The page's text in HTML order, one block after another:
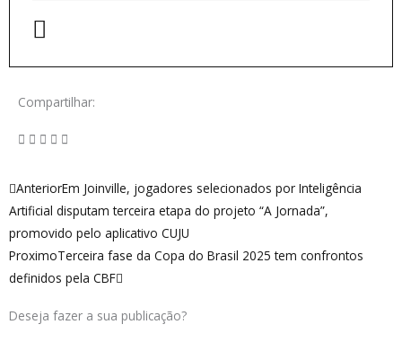
Compartilhar:
Anterior
AnteriorEm Joinville, jogadores selecionados por Inteligência
Artificial disputam terceira etapa do projeto “A Jornada”,
promovido pelo aplicativo CUJU
ProximoTerceira fase da Copa do Brasil 2025 tem confrontos
definidos pela CBF
Próximo
Deseja fazer a sua publicação?